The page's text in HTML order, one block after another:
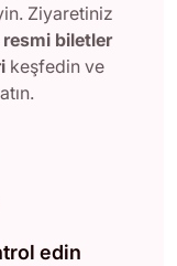
Ziyaretiniz
resmi biletler
keşfedin ve
edin